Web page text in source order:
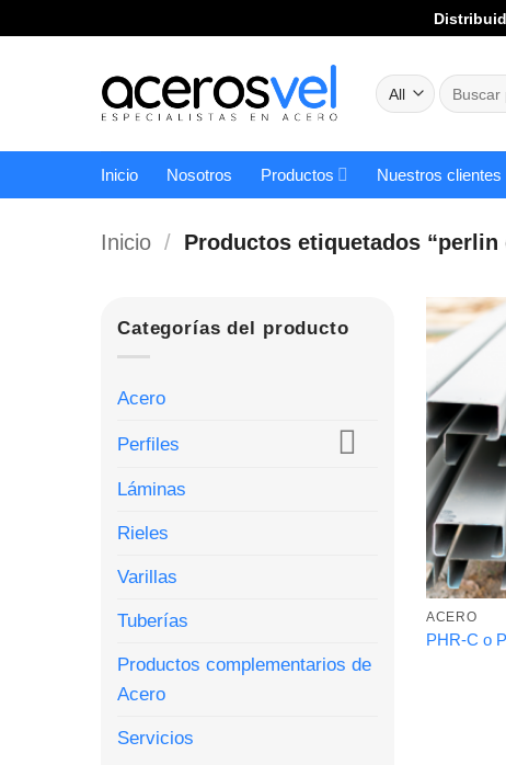
to
Buscar
por:
Inicio Nosotros Productos Nuestros clientes
Inicio / Productos etiquetados “perlin
Categorías del producto
Acero
Perfiles
Láminas
Rieles
Varillas
Tuberías
Productos complementarios de
Acero
Servicios
ACERO
PHR-C o